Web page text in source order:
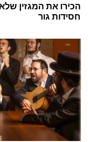
הכירו את המגזין
חסידות גור